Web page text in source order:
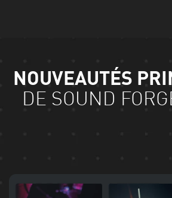
NOUVEAUTÉS
DE SOUND